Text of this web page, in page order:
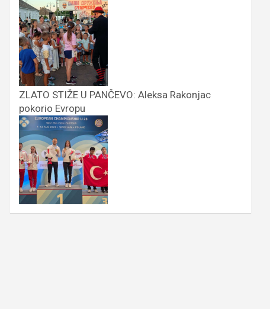
ZLATO STIŽE U PANČEVO: Aleksa Rakonjac
pokorio Evropu